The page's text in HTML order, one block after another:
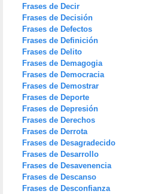
Frases de Decir
Frases de Decisión
Frases de Defectos
Frases de Definición
Frases de Delito
Frases de Demagogia
Frases de Democracia
Frases de Demostrar
Frases de Deporte
Frases de Depresión
Frases de Derechos
Frases de Derrota
Frases de Desagradecido
Frases de Desarrollo
Frases de Desavenencia
Frases de Descanso
Frases de Desconfianza